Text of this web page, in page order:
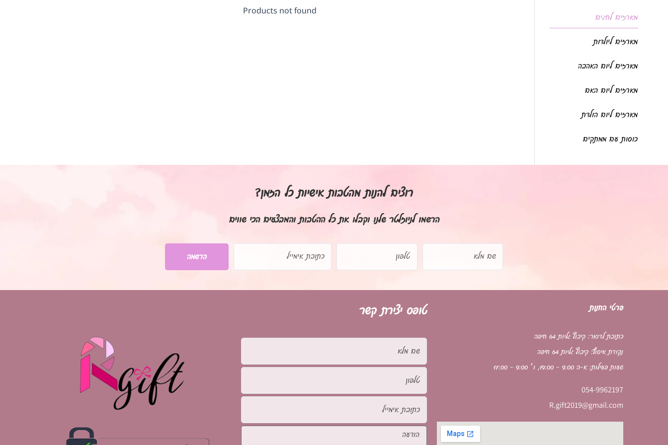
מארזים לחגים
מארזים ליולדות
מארזים ליום האהבה
מארזים ליום האם
מארזים ליום הולדת
כוסות עם ממתקים
Products not found
רוצים להנות מהטבות אישיות כל הזמן?
הרשמו לניוזלטר שלנו וקבלו את כל ההטבות והמבצעים הכי שווים
הרשמה
פרטי החנות
כתובת לדואר: קיבוץ גליות 64 חיפה
נקודת איסוף: קיבוץ גליות 64 חיפה
שעות פעילות: א-ה 9:00 - 19:00, ו׳ 9:00 - 17:00
054-9962197
R.gift2019@gmail.com
טופס יצירת קשר
הודעה